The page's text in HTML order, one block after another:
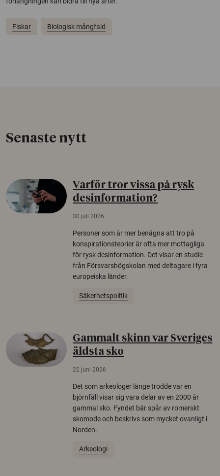
Fiskar Biologisk mångfald
Senaste nytt
Varför tror vissa på rysk
desinformation?
30 juli 2026
Personer som är mer benägna att tro på
konspirationsteorier är ofta mer mottagliga
för rysk desinformation. Det visar en studie
från Försvarshögskolan med deltagare i fyra
europeiska länder.
Säkerhetspolitik
Gammalt skinn var Sveriges
äldsta sko
22 juni 2026
Det som arkeologer länge trodde var en
björnfäll visar sig vara delar av en 2000 år
gammal sko. Fyndet bär spår av romerskt
skomode och beskrivs som mycket ovanligt i
Norden.
Arkeologi